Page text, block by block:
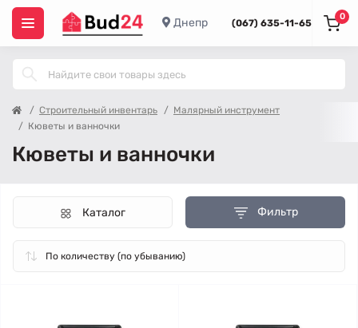
Днепр (067) 635-11-65
0
Строительный инвентарь
Малярный инструмент
Кюветы и ванночки
Кюветы и ванночки
Фильтр
Каталог